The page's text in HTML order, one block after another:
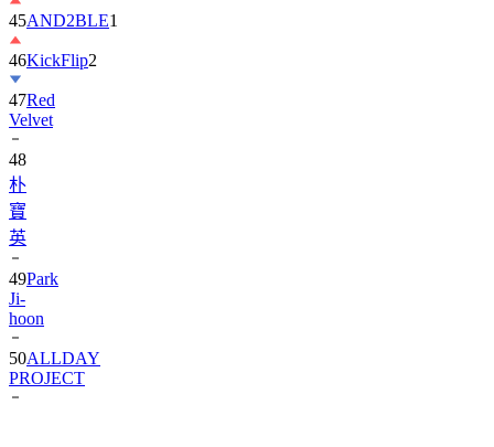
45AND2BLE1
46KickFlip2
47Red
Velvet
48
朴
寶
英
49Park
Ji-
hoon
50ALLDAY
PROJECT